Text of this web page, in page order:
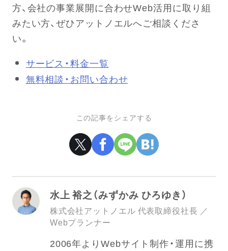
方、会社の事業展開に合わせWeb活用に取り組
みたい方、ぜひアットノエルへご相談くださ
い。
サービス・料金一覧
無料相談・お問い合わせ
この記事をシェアする
水上 裕之（みずかみ ひろゆき）
株式会社アットノエル 代表取締役社長 ／
Webプランナー
2006年よりWebサイト制作・運用に携